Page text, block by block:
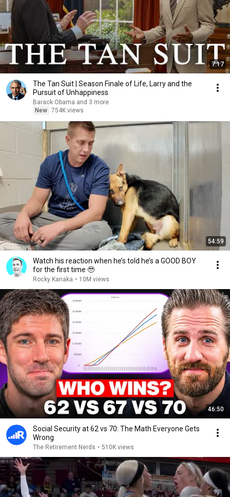
7:17
The Tan Suit | Season Finale of Life, Larry and the
Pursuit of Unhappiness
Barack Obama and 3 more
New 754K views
54:59
Watch his reaction when he’s told he’s a GOOD BOY
for the first time 🥹
Rocky Kanaka • 10M views
46:50
Social Security at 62 vs 70: The Math Everyone Gets
Wrong
The Retirement Nerds • 510K views